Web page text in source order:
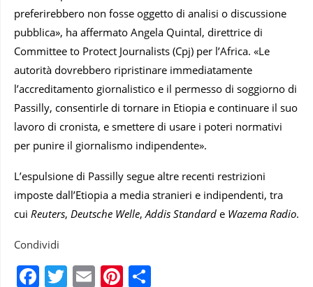
preferirebbero non fosse oggetto di analisi o discussione
pubblica», ha affermato Angela Quintal, direttrice di
Committee to Protect Journalists (Cpj) per l’Africa. «Le
autorità dovrebbero ripristinare immediatamente
l’accreditamento giornalistico e il permesso di soggiorno di
Passilly, consentirle di tornare in Etiopia e continuare il suo
lavoro di cronista, e smettere di usare i poteri normativi
per punire il giornalismo indipendente».
L’espulsione di Passilly segue altre recenti restrizioni
imposte dall’Etiopia a media stranieri e indipendenti, tra
cui Reuters, Deutsche Welle,Addis Standard e Wazema Radio.
Condividi
Facebook
Twitter
EmailPinterest